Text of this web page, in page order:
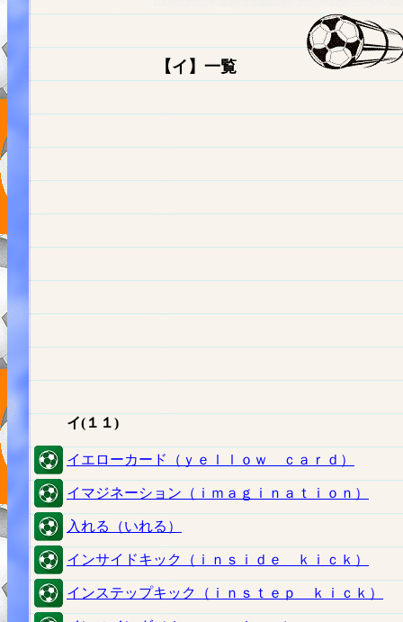
【イ】一覧
イ(１１)
イエローカード（ｙｅｌｌｏｗ ｃａｒｄ）
イマジネーション（ｉｍａｇｉｎａｔｉｏｎ）
入れる（いれる）
インサイドキック（ｉｎｓｉｄｅ ｋｉｃｋ）
インステップキック（ｉｎｓｔｅｐ ｋｉｃｋ）